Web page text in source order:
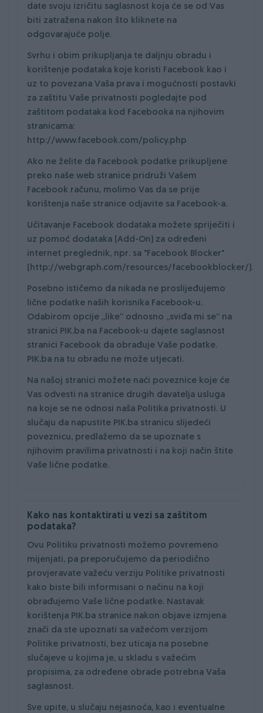
date svoju izričitu saglasnost koja će se od Vas
biti zatražena nakon što kliknete na
odgovarajuće polje.
Svrhu i obim prikupljanja te daljnju obradu i
korištenje podataka koje koristi Facebook kao i
uz to povezana Vaša prava i mogućnosti postavki
za zaštitu Vaše privatnosti pogledajte pod
zaštitom podataka kod Facebooka na njihovim
stranicama:
http://www.facebook.com/policy.php
Ako ne želite da Facebook podatke prikupljene
preko naše web stranice pridruži Vašem
Facebook računu, molimo Vas da se prije
korištenja naše stranice odjavite sa Facebook-a.
Učitavanje Facebook dodataka možete spriječiti i
uz pomoć dodataka (Add-On) za određeni
internet preglednik, npr. sa "Facebook Blocker"
http://webgraph.com/resources/facebookblocker/ ).
Posebno ističemo da nikada ne proslijeđujemo
lične podatke naših korisnika Facebook-u.
Odabirom opcije „like“ odnosno „sviđa mi se“ na
stranici PIK.ba na Facebook-u dajete saglasnost
stranici Facebook da obrađuje Vaše podatke.
PIK.ba na tu obradu ne može utjecati.
Na našoj stranici možete naći poveznice koje će
Vas odvesti na stranice drugih davatelja usluga
na koje se ne odnosi naša Politika privatnosti. U
slučaju da napustite PIK.ba stranicu slijedeći
poveznicu, predlažemo da se upoznate s
njihovim pravilima privatnosti i na koji način štite
Vaše lične podatke.
Kako nas kontaktirati u vezi sa zaštitom
podataka?
Ovu Politiku privatnosti možemo povremeno
mijenjati, pa preporučujemo da periodično
provjeravate važeću verziju Politike privatnosti
kako biste bili informisani o načinu na koji
obrađujemo Vaše lične podatke. Nastavak
korištenja PIK.ba stranice nakon objave izmjena
znači da ste upoznati sa važećom verzijom
Politike privatnosti, bez uticaja na posebne
slučajeve u kojima je, u skladu s važećim
propisima, za određene obrade potrebna Vaša
saglasnost.
Sve upite, u slučaju nejasnoća, kao i eventualne